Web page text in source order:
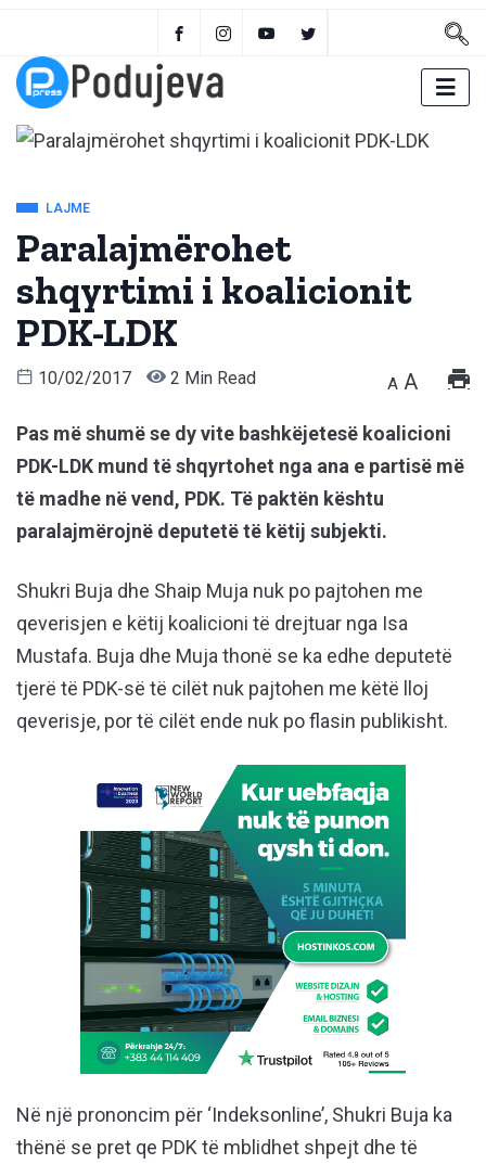
LAJME
Paralajmërohet
shqyrtimi i koalicionit
PDK-LDK
10/02/2017 2 Min Read A A
Pas më shumë se dy vite bashkëjetesë koalicioni
PDK-LDK mund të shqyrtohet nga ana e partisë më
të madhe në vend, PDK. Të paktën kështu
paralajmërojnë deputetë të këtij subjekti.
Shukri Buja dhe Shaip Muja nuk po pajtohen me
qeverisjen e këtij koalicioni të drejtuar nga Isa
Mustafa. Buja dhe Muja thonë se ka edhe deputetë
tjerë të PDK-së të cilët nuk pajtohen me këtë lloj
qeverisje, por të cilët ende nuk po flasin publikisht.
Në një prononcim për ‘Indeksonline’, Shukri Buja ka
thënë se pret qe PDK të mblidhet shpejt dhe të